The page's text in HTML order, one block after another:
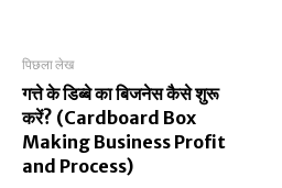
पिछला लेख
गत्ते के डिब्बे का बिजनेस कैसे शुरू
करें? (Cardboard Box
Making Business Profit
and Process)